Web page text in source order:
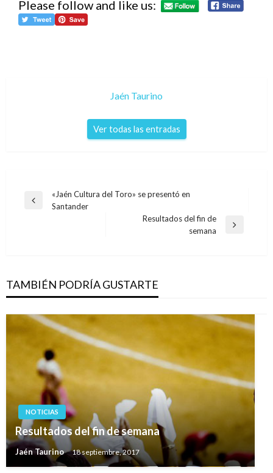
Please follow and like us:
Jaén Taurino
Ver todas las entradas
Navegación
Entrada
«Jaén Cultura del Toro» se presentó en
Santander
Resultados del fin de
semana
TAMBIÉN PODRÍA GUSTARTE
NOTICIAS
Resultados del fin de semana
Jaén Taurino 18 septiembre, 2017